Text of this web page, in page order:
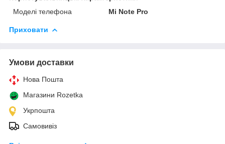
Моделі телефона
Mi Note Pro
Приховати
Умови доставки
Нова Пошта
Магазини Rozetka
Укрпошта
Самовивіз